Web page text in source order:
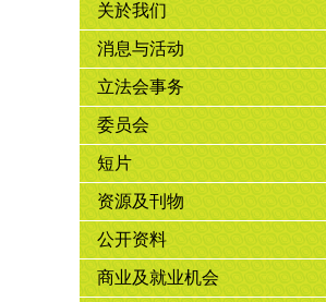
关於我们
消息与活动
立法会事务
委员会
短片
资源及刊物
公开资料
商业及就业机会